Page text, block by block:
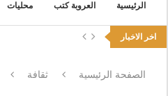
الرئيسية العروبة كتب محليات
اخر الاخبار
الصفحة الرئيسية ثقافة